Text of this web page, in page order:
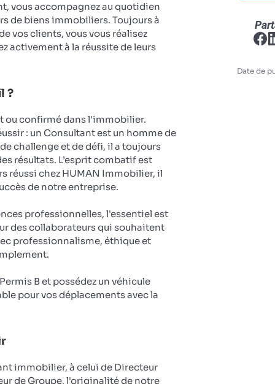
vous accompagnez au quotidien
de biens immobiliers. Toujours à
vos clients, vous vous réalisez
activement à la réussite de leurs
?
ou confirmé dans l'immobilier.
: un Consultant est un homme de
challenge et de défi, il a toujours
résultats. L’esprit combatif est
réussi chez HUMAN Immobilier, il
de notre entreprise.
professionnelles, l'essentiel est
des collaborateurs qui souhaitent
professionnalisme, éthique et
B et possédez un véhicule
pour vos déplacements avec la
immobilier, à celui de Directeur
de Groupe, l'originalité de notre
Date de